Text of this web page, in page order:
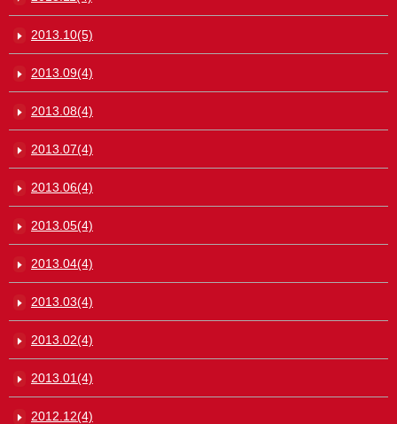
2013.10(5)
2013.09(4)
2013.08(4)
2013.07(4)
2013.06(4)
2013.05(4)
2013.04(4)
2013.03(4)
2013.02(4)
2013.01(4)
2012.12(4)